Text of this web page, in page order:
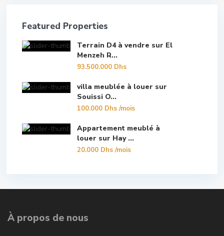
Featured Properties
Terrain D4 à vendre sur El
Menzeh R...
93.500.000 Dhs
villa meublée à louer sur
Souissi O...
100.000 Dhs/mois
Appartement meublé à
louer sur Hay ...
20.000 Dhs/mois
À propos de nous